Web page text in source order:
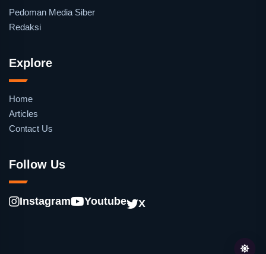
Pedoman Media Siber
Redaksi
Explore
Home
Articles
Contact Us
Follow Us
Instagram Youtube X